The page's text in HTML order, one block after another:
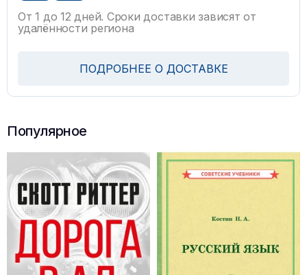
От 1 до 12 дней. Сроки доставки зависят от
удалённости региона
ПОДРОБНЕЕ О ДОСТАВКЕ
Популярное